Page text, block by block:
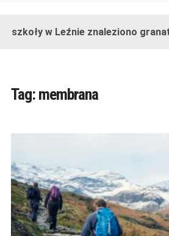
szkoły w Leźnie znaleziono granat!
Tag: membrana